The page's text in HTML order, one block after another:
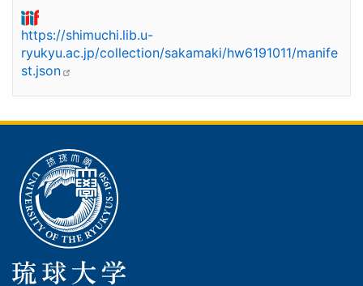
https://shimuchi.lib.u-
ryukyu.ac.jp/collection/sakamaki/hw6191011/manife
st.json